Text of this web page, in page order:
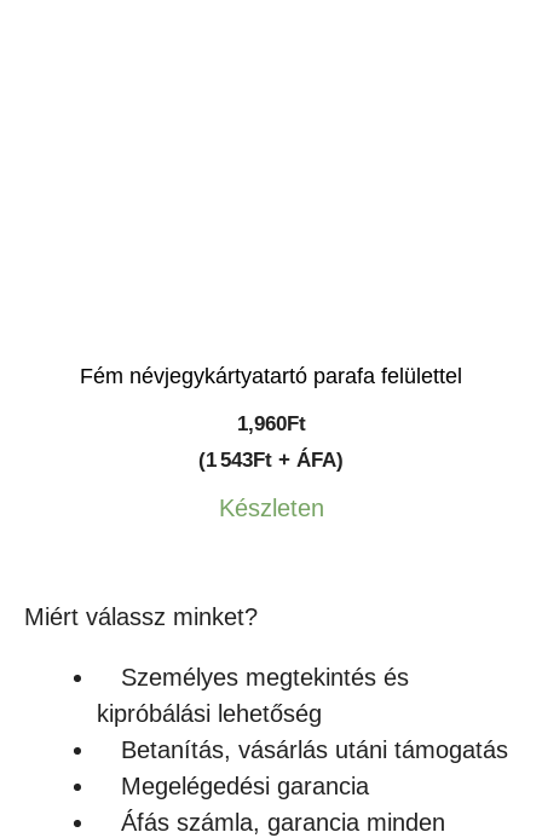
Fém névjegykártyatartó parafa felülettel
1,960Ft
(1 543Ft + ÁFA)
Készleten
Miért válassz minket?
Személyes megtekintés és
kipróbálási lehetőség
Betanítás, vásárlás utáni támogatás
Megelégedési garancia
Áfás számla, garancia minden